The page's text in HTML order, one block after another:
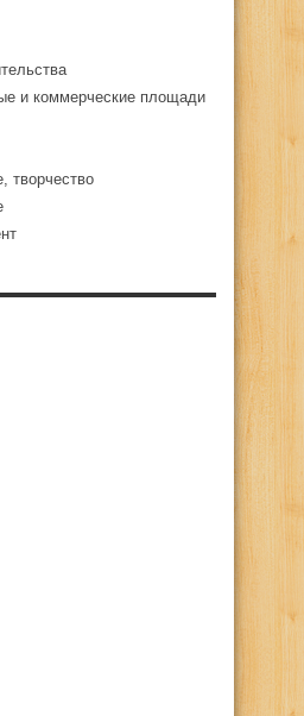
и коммерческие площади
творчество